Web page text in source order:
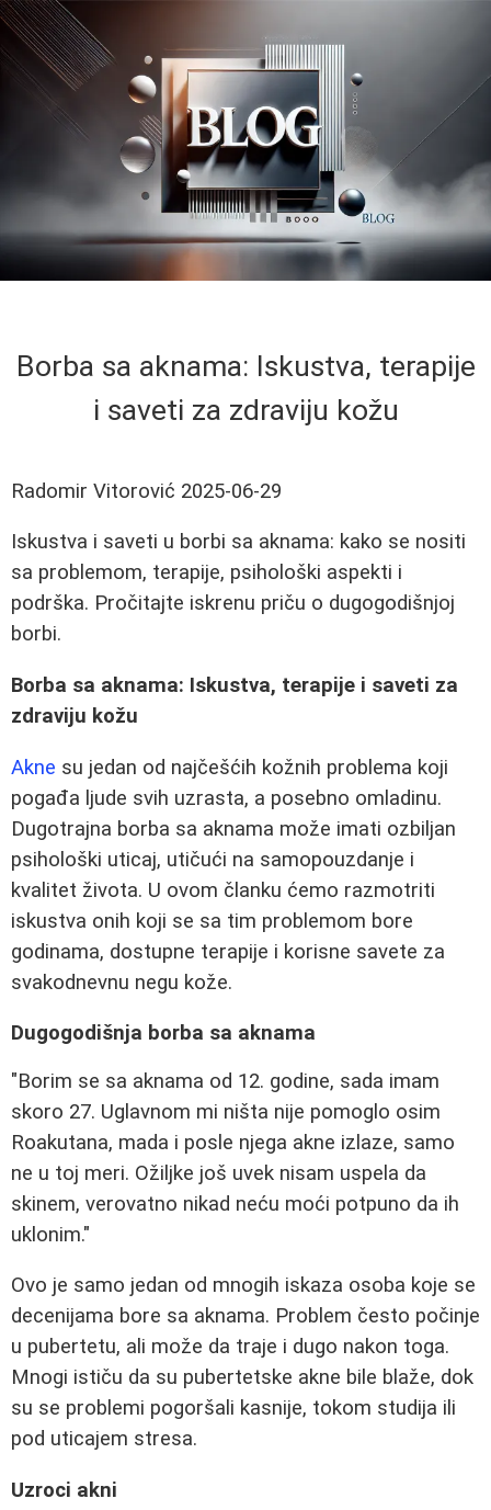
Borba sa aknama: Iskustva, terapije
i saveti za zdraviju kožu
Radomir Vitorović 2025-06-29
Iskustva i saveti u borbi sa aknama: kako se nositi
sa problemom, terapije, psihološki aspekti i
podrška. Pročitajte iskrenu priču o dugogodišnjoj
borbi.
Borba sa aknama: Iskustva, terapije i saveti za
zdraviju kožu
Akne su jedan od najčešćih kožnih problema koji
pogađa ljude svih uzrasta, a posebno omladinu.
Dugotrajna borba sa aknama može imati ozbiljan
psihološki uticaj, utičući na samopouzdanje i
kvalitet života. U ovom članku ćemo razmotriti
iskustva onih koji se sa tim problemom bore
godinama, dostupne terapije i korisne savete za
svakodnevnu negu kože.
Dugogodišnja borba sa aknama
"Borim se sa aknama od 12. godine, sada imam
skoro 27. Uglavnom mi ništa nije pomoglo osim
Roakutana, mada i posle njega akne izlaze, samo
ne u toj meri. Ožiljke još uvek nisam uspela da
skinem, verovatno nikad neću moći potpuno da ih
uklonim."
Ovo je samo jedan od mnogih iskaza osoba koje se
decenijama bore sa aknama. Problem često počinje
u pubertetu, ali može da traje i dugo nakon toga.
Mnogi ističu da su pubertetske akne bile blaže, dok
su se problemi pogoršali kasnije, tokom studija ili
pod uticajem stresa.
Uzroci akni